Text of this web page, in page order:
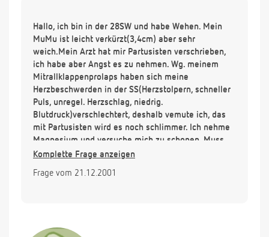
Hallo, ich bin in der 28SW und habe Wehen. Mein
MuMu ist leicht verkürzt(3,4cm) aber sehr
weich.Mein Arzt hat mir Partusisten verschrieben,
ich habe aber Angst es zu nehmen. Wg. meinem
Mitrallklappenprolaps haben sich meine
Herzbeschwerden in der SS(Herzstolpern, schneller
Puls, unregel. Herzschlag, niedrig.
Blutdruck)verschlechtert, deshalb vemute ich, das
mit Partusisten wird es noch schlimmer. Ich nehme
Magnesium und versuche mich zu schonen. Muss
ich die Tablette wirklich nehmen?. Mein Arzt rät mir
Hebamme ist leider z. Z. im Urlaub.
Komplette Frage anzeigen
Frage vom 21.12.2001